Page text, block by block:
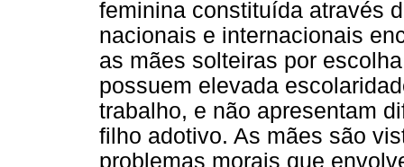
feminina constituída através
nacionais e internacionais
as mães solteiras por
possuem elevada
trabalho, e não apresentam
filho adotivo. As mães são
problemas morais que